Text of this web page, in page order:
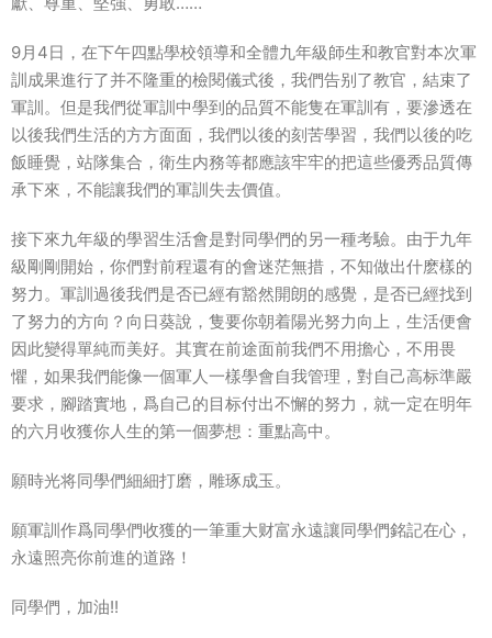
9月4日，在下午四點學校領導和全體九年級師生和教官對本次軍
訓成果進行了并不隆重的檢閱儀式後，我們告别了教官，結束了
軍訓。但是我們從軍訓中學到的品質不能隻在軍訓有，要滲透在
以後我們生活的方方面面，我們以後的刻苦學習，我們以後的吃
飯睡覺，站隊集合，衛生内務等都應該牢牢的把這些優秀品質傳
承下來，不能讓我們的軍訓失去價值。
接下來九年級的學習生活會是對同學們的另一種考驗。由于九年
級剛剛開始，你們對前程還有的會迷茫無措，不知做出什麽樣的
努力。軍訓過後我們是否已經有豁然開朗的感覺，是否已經找到
了努力的方向？向日葵說，隻要你朝着陽光努力向上，生活便會
因此變得單純而美好。其實在前途面前我們不用擔心，不用畏
懼，如果我們能像一個軍人一樣學會自我管理，對自己高标準嚴
要求，腳踏實地，爲自己的目标付出不懈的努力，就一定在明年
的六月收獲你人生的第一個夢想：重點高中。
願時光将同學們細細打磨，雕琢成玉。
願軍訓作爲同學們收獲的一筆重大财富永遠讓同學們銘記在心，
永遠照亮你前進的道路！
同學們，加油!!